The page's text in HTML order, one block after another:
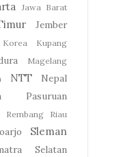
Jawa Barat
Jember
Korea Kupang
Magelang
NTT
Nepal
Pasuruan
Rembang
Riau
Sleman
Selatan